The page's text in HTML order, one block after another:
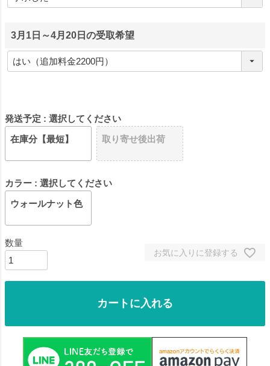
3月1日～4月20日の受取希望
発送予定
選択してください
在庫分【最短】
取り寄せ後出荷
カラー
選択してください
ウォールナット色
お気に入りに登録する
カートに入れる